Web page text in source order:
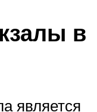
в
является